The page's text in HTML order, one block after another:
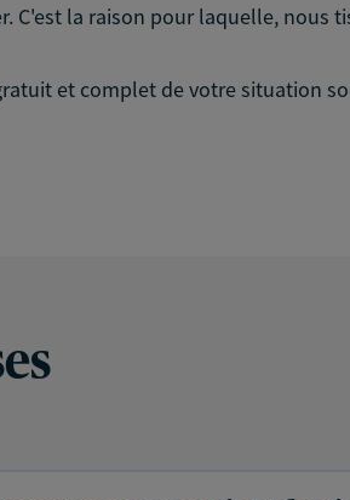
la raison pour laquelle, nous
et complet de votre situation